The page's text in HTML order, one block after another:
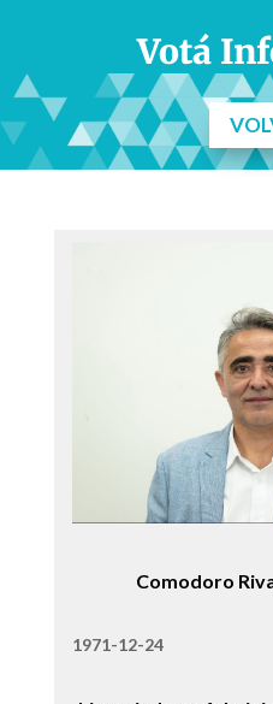
Votá
Comodoro
1971-12-24